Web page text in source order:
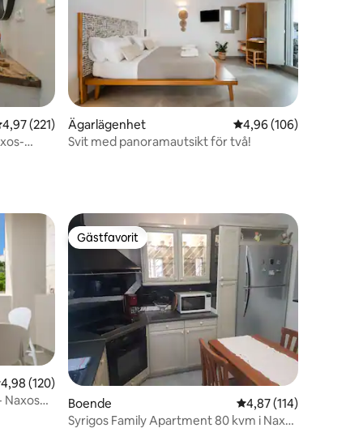
av 5 i genomsnittligt betyg, 221 omdömen
4,97 (221)
Ägarlägenhet 4,96 av 5 i
4,96 (106)
Svit med panoramautsikt för två!
av 5 i genomsnittligt betyg, 120 omdömen
4,98 (120)
Naxos
Gästfavorit
Gästfavorit
Boende 4,87 av 5 i
4,87 (114)
Syrigos Family Apartment 80 kvm i Naxos